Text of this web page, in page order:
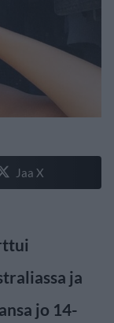
Jaa X
ja
jo 14-